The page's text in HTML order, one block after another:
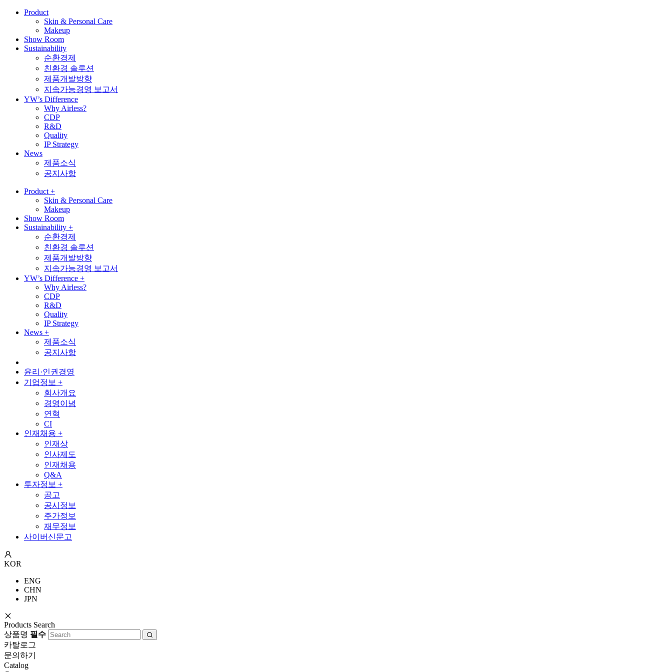
Product
Skin & Personal Care
Makeup
Show Room
Sustainability
순환경제
친환경 솔루션
제품개발방향
지속가능경영 보고서
YW’s Difference
Why Airless?
CDP
R&D
Quality
IP Strategy
News
제품소식
공지사항
Product +
Skin & Personal Care
Makeup
Show Room
Sustainability +
순환경제
친환경 솔루션
제품개발방향
지속가능경영 보고서
YW’s Difference +
Why Airless?
CDP
R&D
Quality
IP Strategy
News +
제품소식
공지사항
윤리·인권경영
기업정보 +
회사개요
경영이념
연혁
CI
인재채용 +
인재상
인사제도
인재채용
Q&A
투자정보 +
공고
공시정보
주가정보
재무정보
사이버신문고
KOR
ENG
CHN
JPN
Products Search
상품명 필수
카탈로그
문의하기
Catalog